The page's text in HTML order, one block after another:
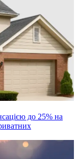
до 25% на